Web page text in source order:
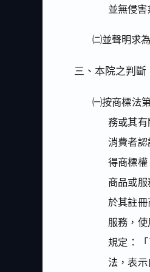
並無侵害
㈡並聲明求
三、本院之判斷
㈠按商標法
務或其
消費者
得商標
商品或
於其註
服務，
規定：
法，表